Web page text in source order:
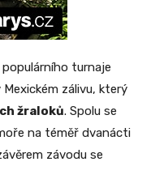
turnaje
zálivu, který
žraloků. Spolu se
na téměř dvanácti
závodu se